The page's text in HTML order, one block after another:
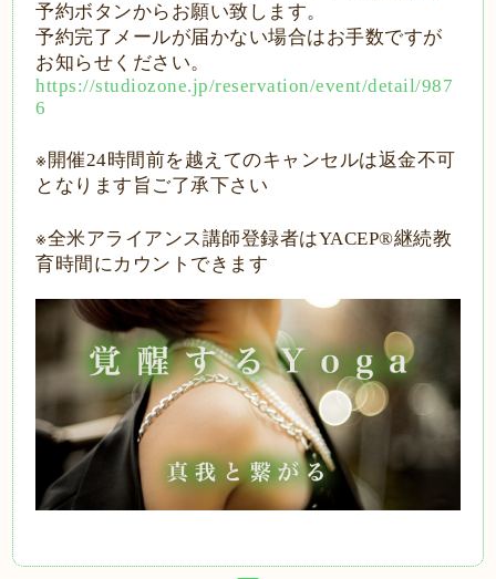
予約ボタンからお願い致します。
予約完了メールが届かない場合はお手数ですが
お知らせください。
https://studiozone.jp/reservation/event/detail/987
6
※ 開催24時間前を越えてのキャンセルは返金不可
となります旨ご了承下さい
※全米アライアンス講師登録者はYACEP®継続教
育時間にカウントできます